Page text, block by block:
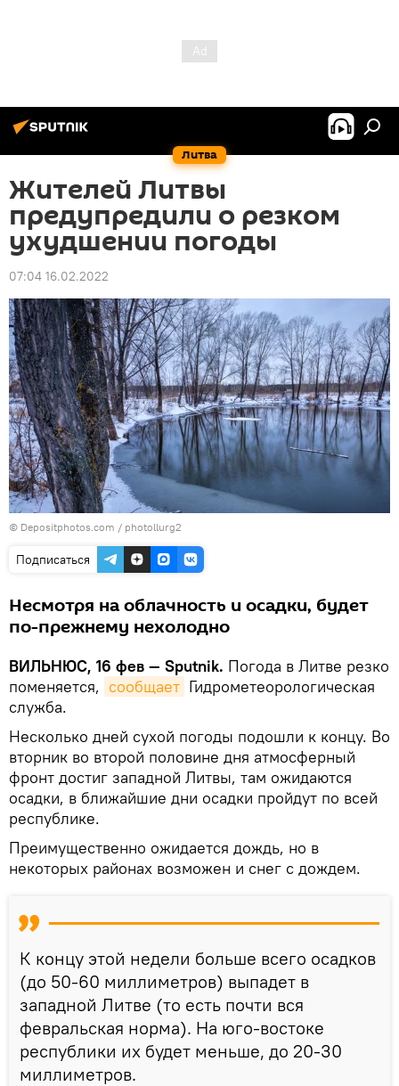
Литва
Жителей Литвы
предупредили о резком
ухудшении погоды
07:04 16.02.2022
© Depositphotos.com / photollurg2
Подписаться
Несмотря на облачность и осадки, будет
по-прежнему нехолодно
ВИЛЬНЮС, 16 фев — Sputnik. Погода в Литве резко
поменяется, сообщает Гидрометеорологическая
служба.
Несколько дней сухой погоды подошли к концу. Во
вторник во второй половине дня атмосферный
фронт достиг западной Литвы, там ожидаются
осадки, в ближайшие дни осадки пройдут по всей
республике.
Преимущественно ожидается дождь, но в
некоторых районах возможен и снег с дождем.
К концу этой недели больше всего осадков
(до 50-60 миллиметров) выпадет в
западной Литве (то есть почти вся
февральская норма). На юго-востоке
республики их будет меньше, до 20-30
миллиметров.